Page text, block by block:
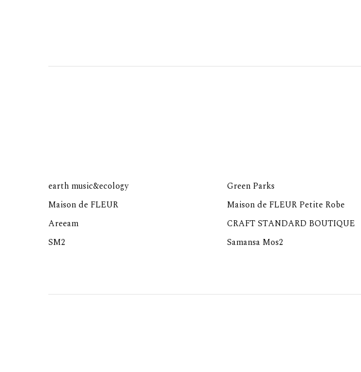
earth music&ecology Green Parks
Maison de FLEUR
Maison de FLEUR Petite Robe
Areeam
CRAFT STANDARD BOUTIQUE
SM2
Samansa Mos2